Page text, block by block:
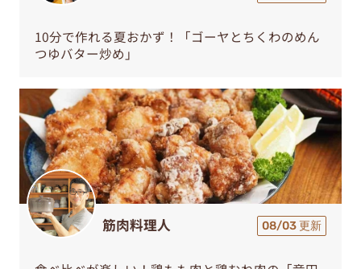
10分で作れる夏おかず！「ゴーヤとちくわのめん
つゆバター炒め」
筋肉料理人 08/03 更新